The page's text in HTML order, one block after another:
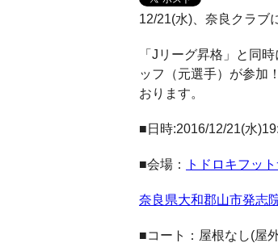
12/21(水)、奈良クラブ
「Jリーグ昇格」と同
ッフ（元選手）が参加
おります。
■日時:2016/12/21(水
■会場： トドロキフッ
奈良県大和郡山市発志
■コート：屋根なし(屋